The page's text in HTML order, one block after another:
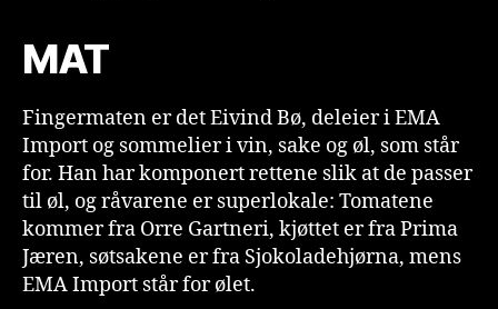
MAT
Fingermaten er det Eivind Bø, deleier i EMA
Import og sommelier i vin, sake og øl, som står
for. Han har komponert rettene slik at de passer
til øl, og råvarene er superlokale: Tomatene
kommer fra Orre Gartneri, kjøttet er fra Prima
Jæren, søtsakene er fra Sjokoladehjørna, mens
EMA Import står for ølet.